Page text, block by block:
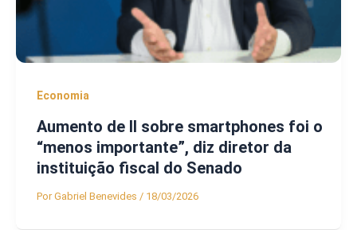
Economia
Aumento de II sobre smartphones foi o
“menos importante”, diz diretor da
instituição fiscal do Senado
PorGabriel Benevides / 18/03/2026